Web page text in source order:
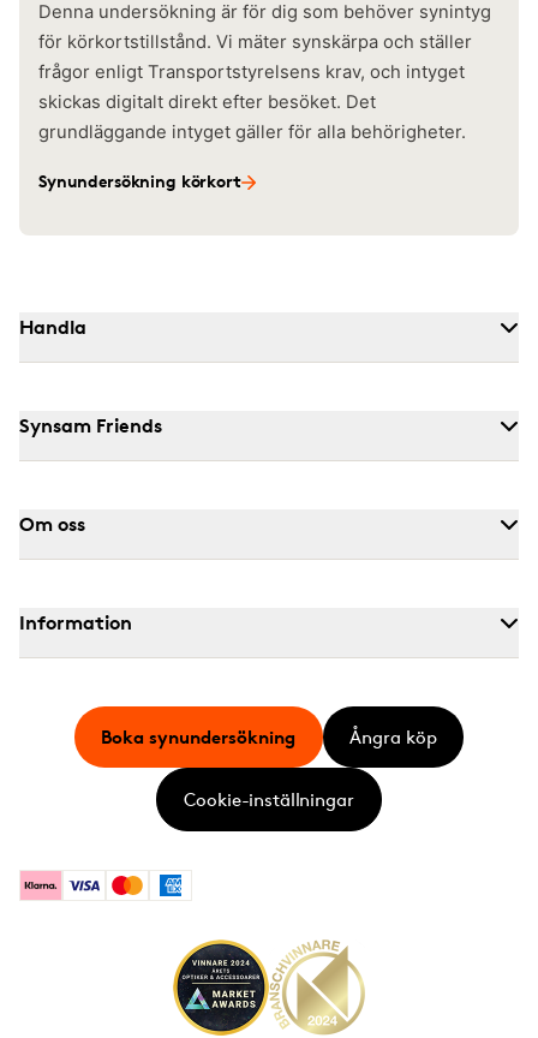
Denna undersökning är för dig som behöver synintyg
för körkortstillstånd. Vi mäter synskärpa och ställer
frågor enligt Transportstyrelsens krav, och intyget
skickas digitalt direkt efter besöket. Det
grundläggande intyget gäller för alla behörigheter.
Synundersökning körkort
Handla
Synsam Friends
Om oss
Information
KlarnaVisa MastercardAmerican Express
Boka synundersökning Ångra köp
Cookie-inställningar